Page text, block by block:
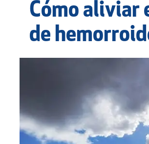
Cómo aliviar
de